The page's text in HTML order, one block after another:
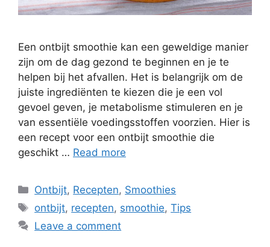
Een ontbijt smoothie kan een geweldige manier
zijn om de dag gezond te beginnen en je te
helpen bij het afvallen. Het is belangrijk om de
juiste ingrediënten te kiezen die je een vol
gevoel geven, je metabolisme stimuleren en je
van essentiële voedingsstoffen voorzien. Hier is
een recept voor een ontbijt smoothie die
geschikt … Read more
Ontbijt, Recepten, Smoothies
ontbijt, recepten, smoothie,Tips
Leave a comment